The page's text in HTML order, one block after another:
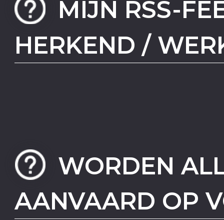
MIJN RSS-
HERKEND /
WORDEN
AANVAARD OP